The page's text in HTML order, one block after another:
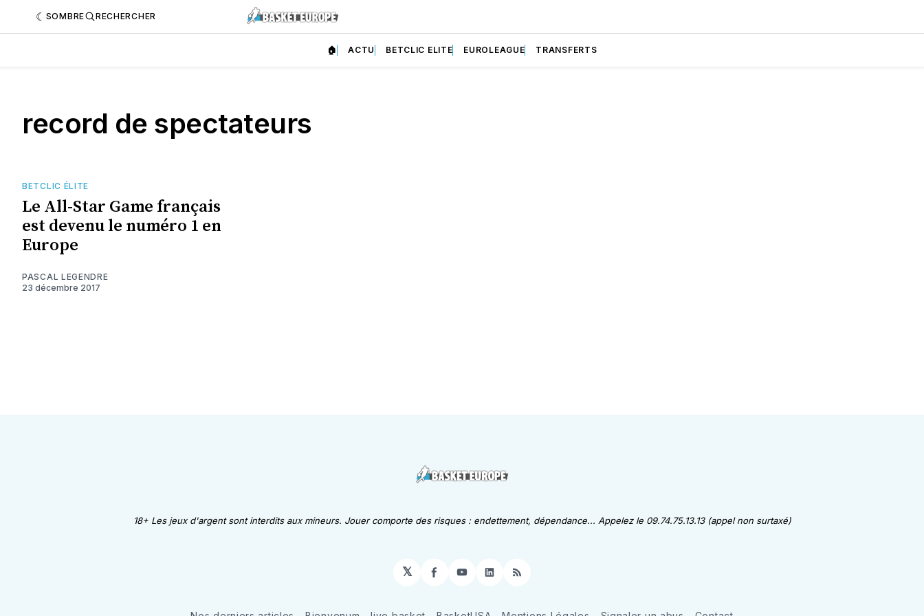
SOMBRE RECHERCHER
🏠 ACTU BETCLIC ELITE EUROLEAGUE TRANSFERTS
record de spectateurs
BETCLIC ÉLITE
Le All-Star Game français
est devenu le numéro 1 en
Europe
PASCAL LEGENDRE
23 décembre 2017
18+ Les jeux d'argent sont interdits aux mineurs. Jouer comporte des risques : endettement, dépendance... Appelez le 09.74.75.13.13 (appel non surtaxé)
𝕏 Facebook
YouTube
LinkedIn
RSS